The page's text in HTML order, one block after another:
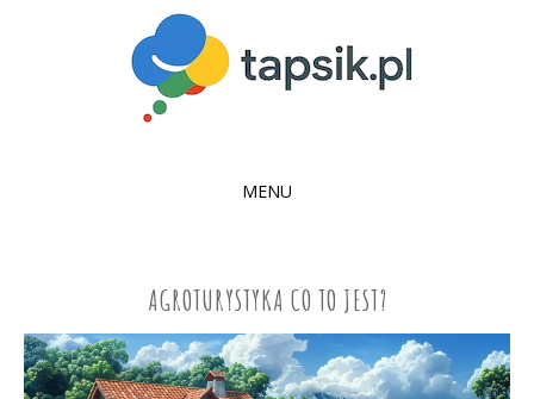
MENU
AGROTURYSTYKA CO TO JEST?